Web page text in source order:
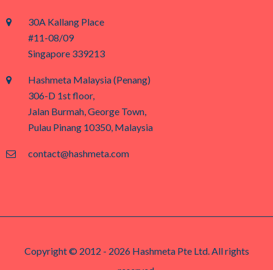
30A Kallang Place
#11-08/09
Singapore 339213
Hashmeta Malaysia (Penang)
306-D 1st floor,
Jalan Burmah, George Town,
Pulau Pinang 10350, Malaysia
contact@hashmeta.com
Copyright © 2012 - 2026 Hashmeta Pte Ltd. All rights